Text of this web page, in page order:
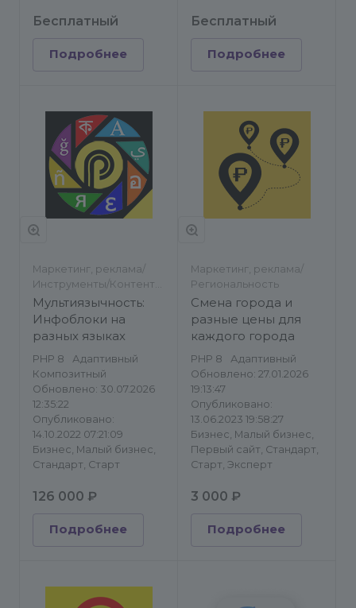
Бесплатный
Подробнее
Бесплатный
Подробнее
Маркетинг, реклама/
Инструменты/Контент-
менеджеру/
Региональность
Мультиязычность:
Инфоблоки на
разных языках
PHP 8
Адаптивный
Композитный
Обновлено: 30.07.2026
12:35:22
Опубликовано:
14.10.2022 07:21:09
Бизнес, Малый бизнес,
Стандарт, Старт
126 000 ₽
Подробнее
Маркетинг, реклама/
Региональность
Смена города и
разные цены для
каждого города
PHP 8
Адаптивный
Обновлено: 27.01.2026
19:13:47
Опубликовано:
13.06.2023 19:58:27
Бизнес, Малый бизнес,
Первый сайт, Стандарт,
Старт, Эксперт
3 000 ₽
Подробнее